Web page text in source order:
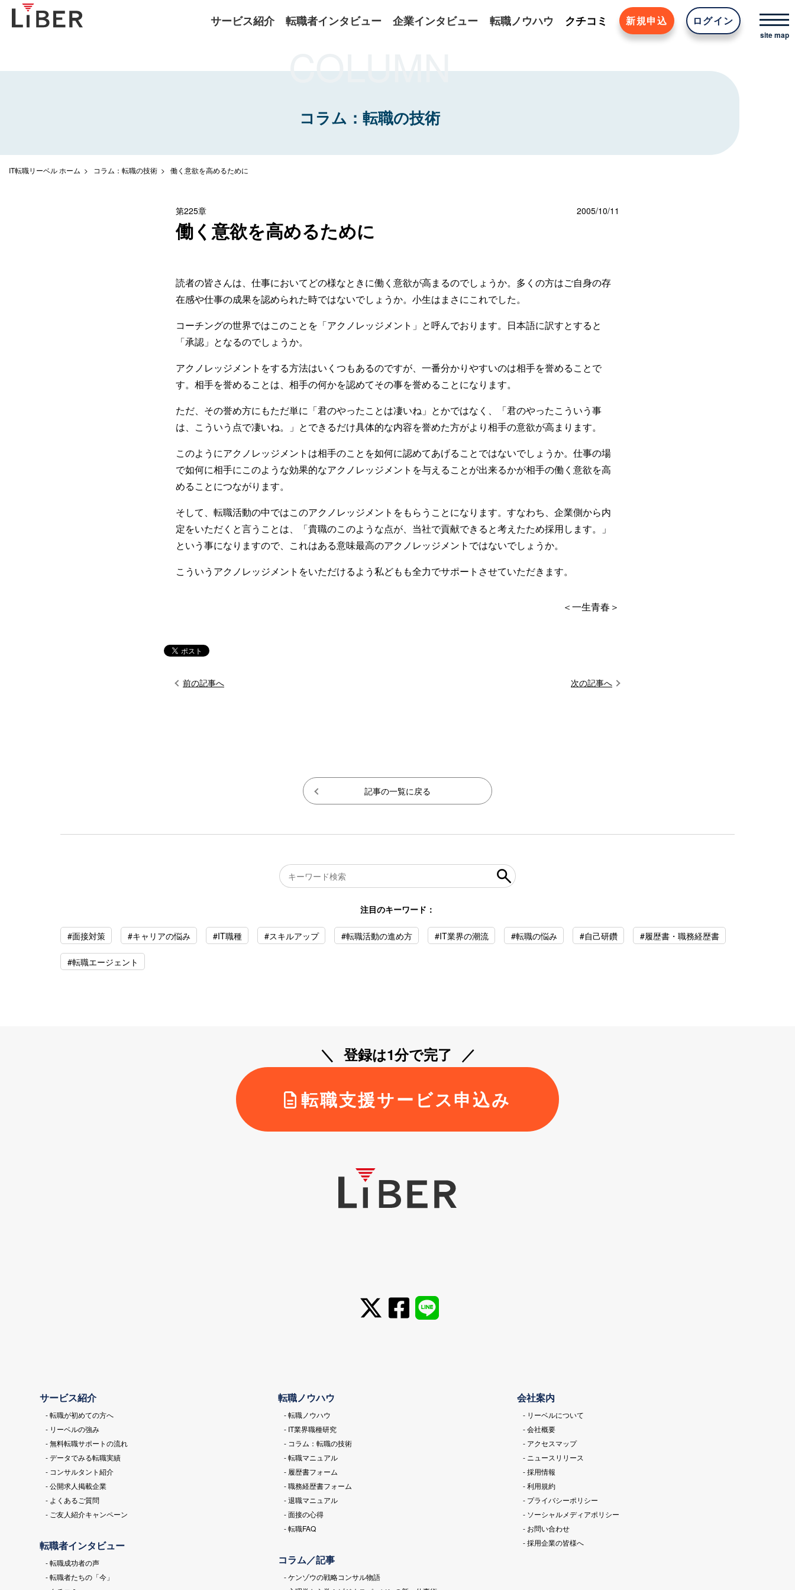
サービス紹介 転職者インタビュー 企業インタビュー 転職ノウハウ クチコミ 新規申込 ログイン
COLUMN
コラム：転職の技術
IT転職リーベル ホーム コラム：転職の技術 働く意欲を高めるために
第225章 2005/10/11
働く意欲を高めるために
読者の皆さんは、仕事においてどの様なときに働く意欲が高まるのでしょうか。多くの方はご自身の存
在感や仕事の成果を認められた時ではないでしょうか。小生はまさにこれでした。
コーチングの世界ではこのことを「アクノレッジメント」と呼んでおります。日本語に訳すとすると
「承認」となるのでしょうか。
アクノレッジメントをする方法はいくつもあるのですが、一番分かりやすいのは相手を誉めることで
す。相手を誉めることは、相手の何かを認めてその事を誉めることになります。
ただ、その誉め方にもただ単に「君のやったことは凄いね」とかではなく、「君のやったこういう事
は、こういう点で凄いね。」とできるだけ具体的な内容を誉めた方がより相手の意欲が高まります。
このようにアクノレッジメントは相手のことを如何に認めてあげることではないでしょうか。仕事の場
で如何に相手にこのような効果的なアクノレッジメントを与えることが出来るかが相手の働く意欲を高
めることにつながります。
そして、転職活動の中ではこのアクノレッジメントをもらうことになります。すなわち、企業側から内
定をいただくと言うことは、「貴職のこのような点が、当社で貢献できると考えたため採用します。」
という事になりますので、これはある意味最高のアクノレッジメントではないでしょうか。
こういうアクノレッジメントをいただけるよう私どもも全力でサポートさせていただきます。
＜一生青春＞
前の記事へ 次の記事へ
記事の一覧に戻る
注目のキーワード：
#面接対策 #キャリアの悩み #IT職種 #スキルアップ #転職活動の進め方 #IT業界の潮流 #転職の悩み #自己研鑽 #履歴書・職務経歴書
#転職エージェント
登録は1分で完了
転職支援サービス申込み
サービス紹介
- 転職が初めての方へ
- リーベルの強み
- 無料転職サポートの流れ
- データでみる転職実績
- コンサルタント紹介
- 公開求人掲載企業
- よくあるご質問
- ご友人紹介キャンペーン
転職者インタビュー
- 転職成功者の声
- 転職者たちの「今」
転職ノウハウ
- 転職ノウハウ
- IT業界職種研究
- コラム：転職の技術
- 転職マニュアル
- 履歴書フォーム
- 職務経歴書フォーム
- 退職マニュアル
- 面接の心得
- 転職FAQ
コラム／記事
- ケンゾウの戦略コンサル物語
会社案内
- リーベルについて
- 会社概要
- アクセスマップ
- ニュースリリース
- 採用情報
- 利用規約
- プライバシーポリシー
- ソーシャルメディアポリシー
- お問い合わせ
- 採用企業の皆様へ